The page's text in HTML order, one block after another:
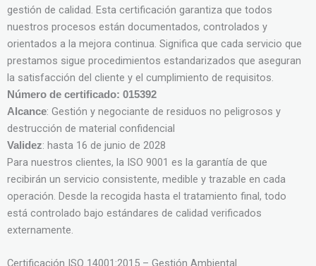
gestión de calidad. Esta certificación garantiza que todos
nuestros procesos están documentados, controlados y
orientados a la mejora continua. Significa que cada servicio que
prestamos sigue procedimientos estandarizados que aseguran
la satisfacción del cliente y el cumplimiento de requisitos.
Número de certificado: 015392
Alcance: Gestión y negociante de residuos no peligrosos y
destrucción de material confidencial
Validez: hasta 16 de junio de 2028
Para nuestros clientes, la ISO 9001 es la garantía de que
recibirán un servicio consistente, medible y trazable en cada
operación. Desde la recogida hasta el tratamiento final, todo
está controlado bajo estándares de calidad verificados
externamente.
Certificación ISO 14001:2015 – Gestión Ambiental